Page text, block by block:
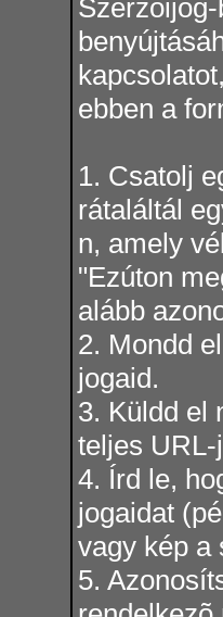
ebben a
1. Csatolj
rátaláltál
n, amely
"Ezúton
alább
2. Mondd
jogaid.
3. Küldd el
teljes URL-
4. Írd le,
jogaidat
vagy kép a
5.